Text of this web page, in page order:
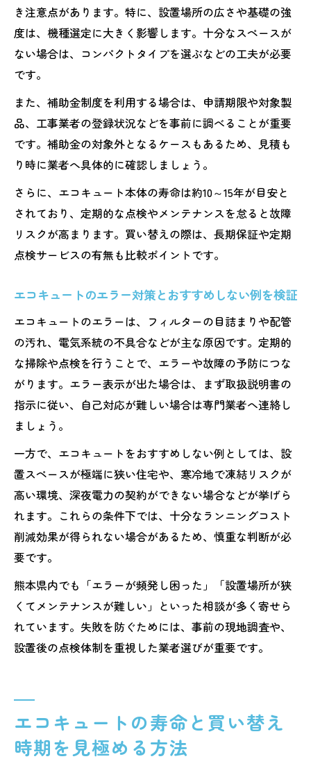
省エネと快適性を両立する買い替えの工夫
き注意点があります。特に、設置場所の広さや基礎の強
度は、機種選定に大きく影響します。十分なスペースが
ない場合は、コンパクトタイプを選ぶなどの工夫が必要
です。
また、補助金制度を利用する場合は、申請期限や対象製
品、工事業者の登録状況などを事前に調べることが重要
です。補助金の対象外となるケースもあるため、見積も
り時に業者へ具体的に確認しましょう。
さらに、エコキュート本体の寿命は約10～15年が目安と
されており、定期的な点検やメンテナンスを怠ると故障
リスクが高まります。買い替えの際は、長期保証や定期
点検サービスの有無も比較ポイントです。
エコキュートのエラー対策とおすすめしない例を検証
エコキュートのエラーは、フィルターの目詰まりや配管
の汚れ、電気系統の不具合などが主な原因です。定期的
な掃除や点検を行うことで、エラーや故障の予防につな
がります。エラー表示が出た場合は、まず取扱説明書の
指示に従い、自己対応が難しい場合は専門業者へ連絡し
ましょう。
一方で、エコキュートをおすすめしない例としては、設
置スペースが極端に狭い住宅や、寒冷地で凍結リスクが
高い環境、深夜電力の契約ができない場合などが挙げら
れます。これらの条件下では、十分なランニングコスト
削減効果が得られない場合があるため、慎重な判断が必
要です。
熊本県内でも「エラーが頻発し困った」「設置場所が狭
くてメンテナンスが難しい」といった相談が多く寄せら
れています。失敗を防ぐためには、事前の現地調査や、
設置後の点検体制を重視した業者選びが重要です。
エコキュートの寿命と買い替え
時期を見極める方法